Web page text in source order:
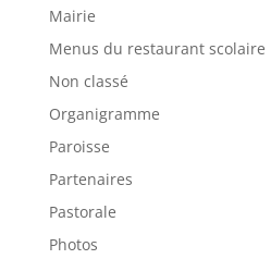
Mairie
Menus du restaurant scolaire
Non classé
Organigramme
Paroisse
Partenaires
Pastorale
Photos